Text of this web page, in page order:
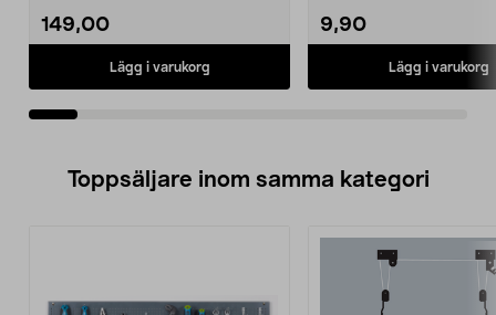
149,00
Lägg i varukorg
9,90
Lägg i varukorg
Toppsäljare inom samma kategori